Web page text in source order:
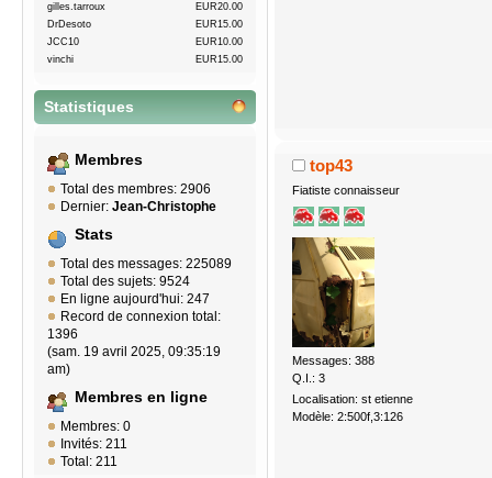
gilles.tarroux
EUR20.00
DrDesoto
EUR15.00
JCC10
EUR10.00
vinchi
EUR15.00
Statistiques
Membres
Total des membres: 2906
Dernier: Jean-Christophe
Stats
Total des messages: 225089
Total des sujets: 9524
En ligne aujourd'hui: 247
Record de connexion total:
1396
(sam. 19 avril 2025, 09:35:19
am)
Membres en ligne
Membres: 0
Invités: 211
Total: 211
top43
Fiatiste connaisseur
Messages: 388
Q.I.: 3
Localisation: st etienne
Modèle: 2:500f,3:126